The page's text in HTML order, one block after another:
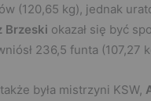
(120,65 kg), jednak
Brzeski okazał się być
236,5 funta (107,27
była mistrzyni KSW,